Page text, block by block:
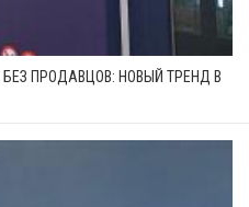
ПРОДАВЦОВ: НОВЫЙ ТРЕНД В